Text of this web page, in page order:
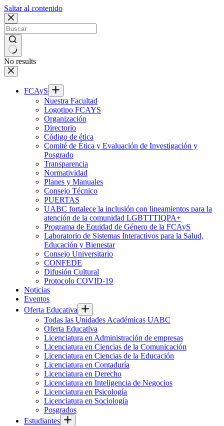
Saltar al contenido
No results
FCAyS
Nuestra Facultad
Logotipo FCAYS
Organización
Directorio
Código de ética
Comité de Ética y Evaluación de Investigación y
Posgrado
Transparencia
Normatividad
Planes y Manuales
Consejo Técnico
PUERTAS
UABC fortalece la inclusión con lineamientos para la
atención de la comunidad LGBTTTIQPA+
Programa de Equidad de Género de la FCAyS
Laboratorio de Sistemas Interactivos para la Salud,
Educación y Bienestar
Consejo Universitario
CONFEDE
Difusión Cultural
Protocolo COVID-19
Noticias
Eventos
Oferta Educativa
Todas las Unidades Académicas UABC
Oferta Educativa
Licenciatura en Administración de empresas
Licenciatura en Ciencias de la Comunicación
Licenciatura en Ciencias de la Educación
Licenciatura en Contaduría
Licenciatura en Derecho
Licenciatura en Inteligencia de Negocios
Licenciatura en Psicología
Licenciatura en Sociología
Posgrados
Estudiantes